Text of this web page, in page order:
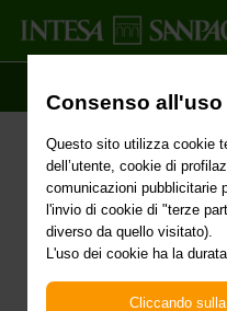
Consenso
Questo sito utilizza cookie
dell’utente, cookie di
comunicazioni pubblicitarie
l'invio di cookie di "terze
diverso da quello visitato).
L'uso dei cookie ha la
Cliccando
Primi